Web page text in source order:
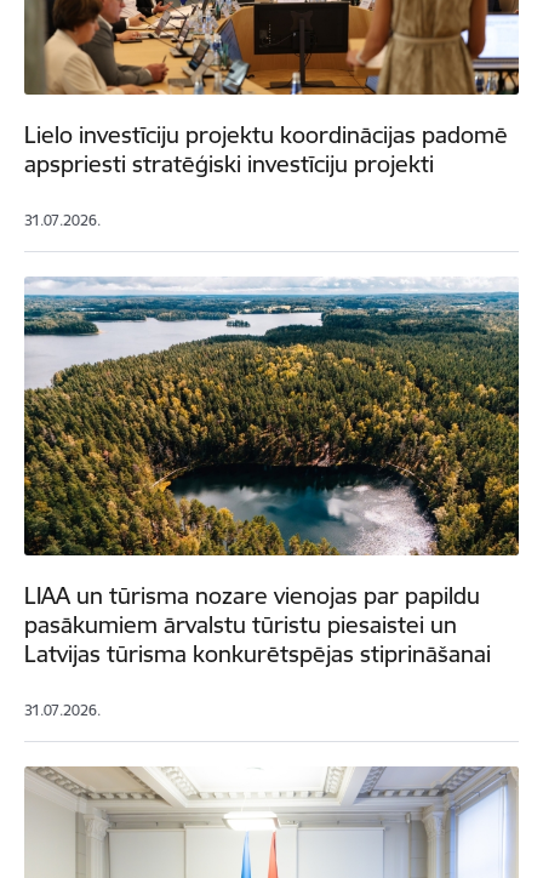
Lielo investīciju projektu koordinācijas padomē
apspriesti stratēģiski investīciju projekti
31.07.2026.
LIAA un tūrisma nozare vienojas par papildu
pasākumiem ārvalstu tūristu piesaistei un
Latvijas tūrisma konkurētspējas stiprināšanai
31.07.2026.